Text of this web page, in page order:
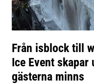
Från isblock till
Ice Event
gästerna minns